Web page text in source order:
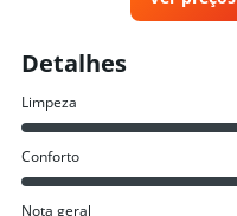
Detalhes
Limpeza
Conforto
Nota geral